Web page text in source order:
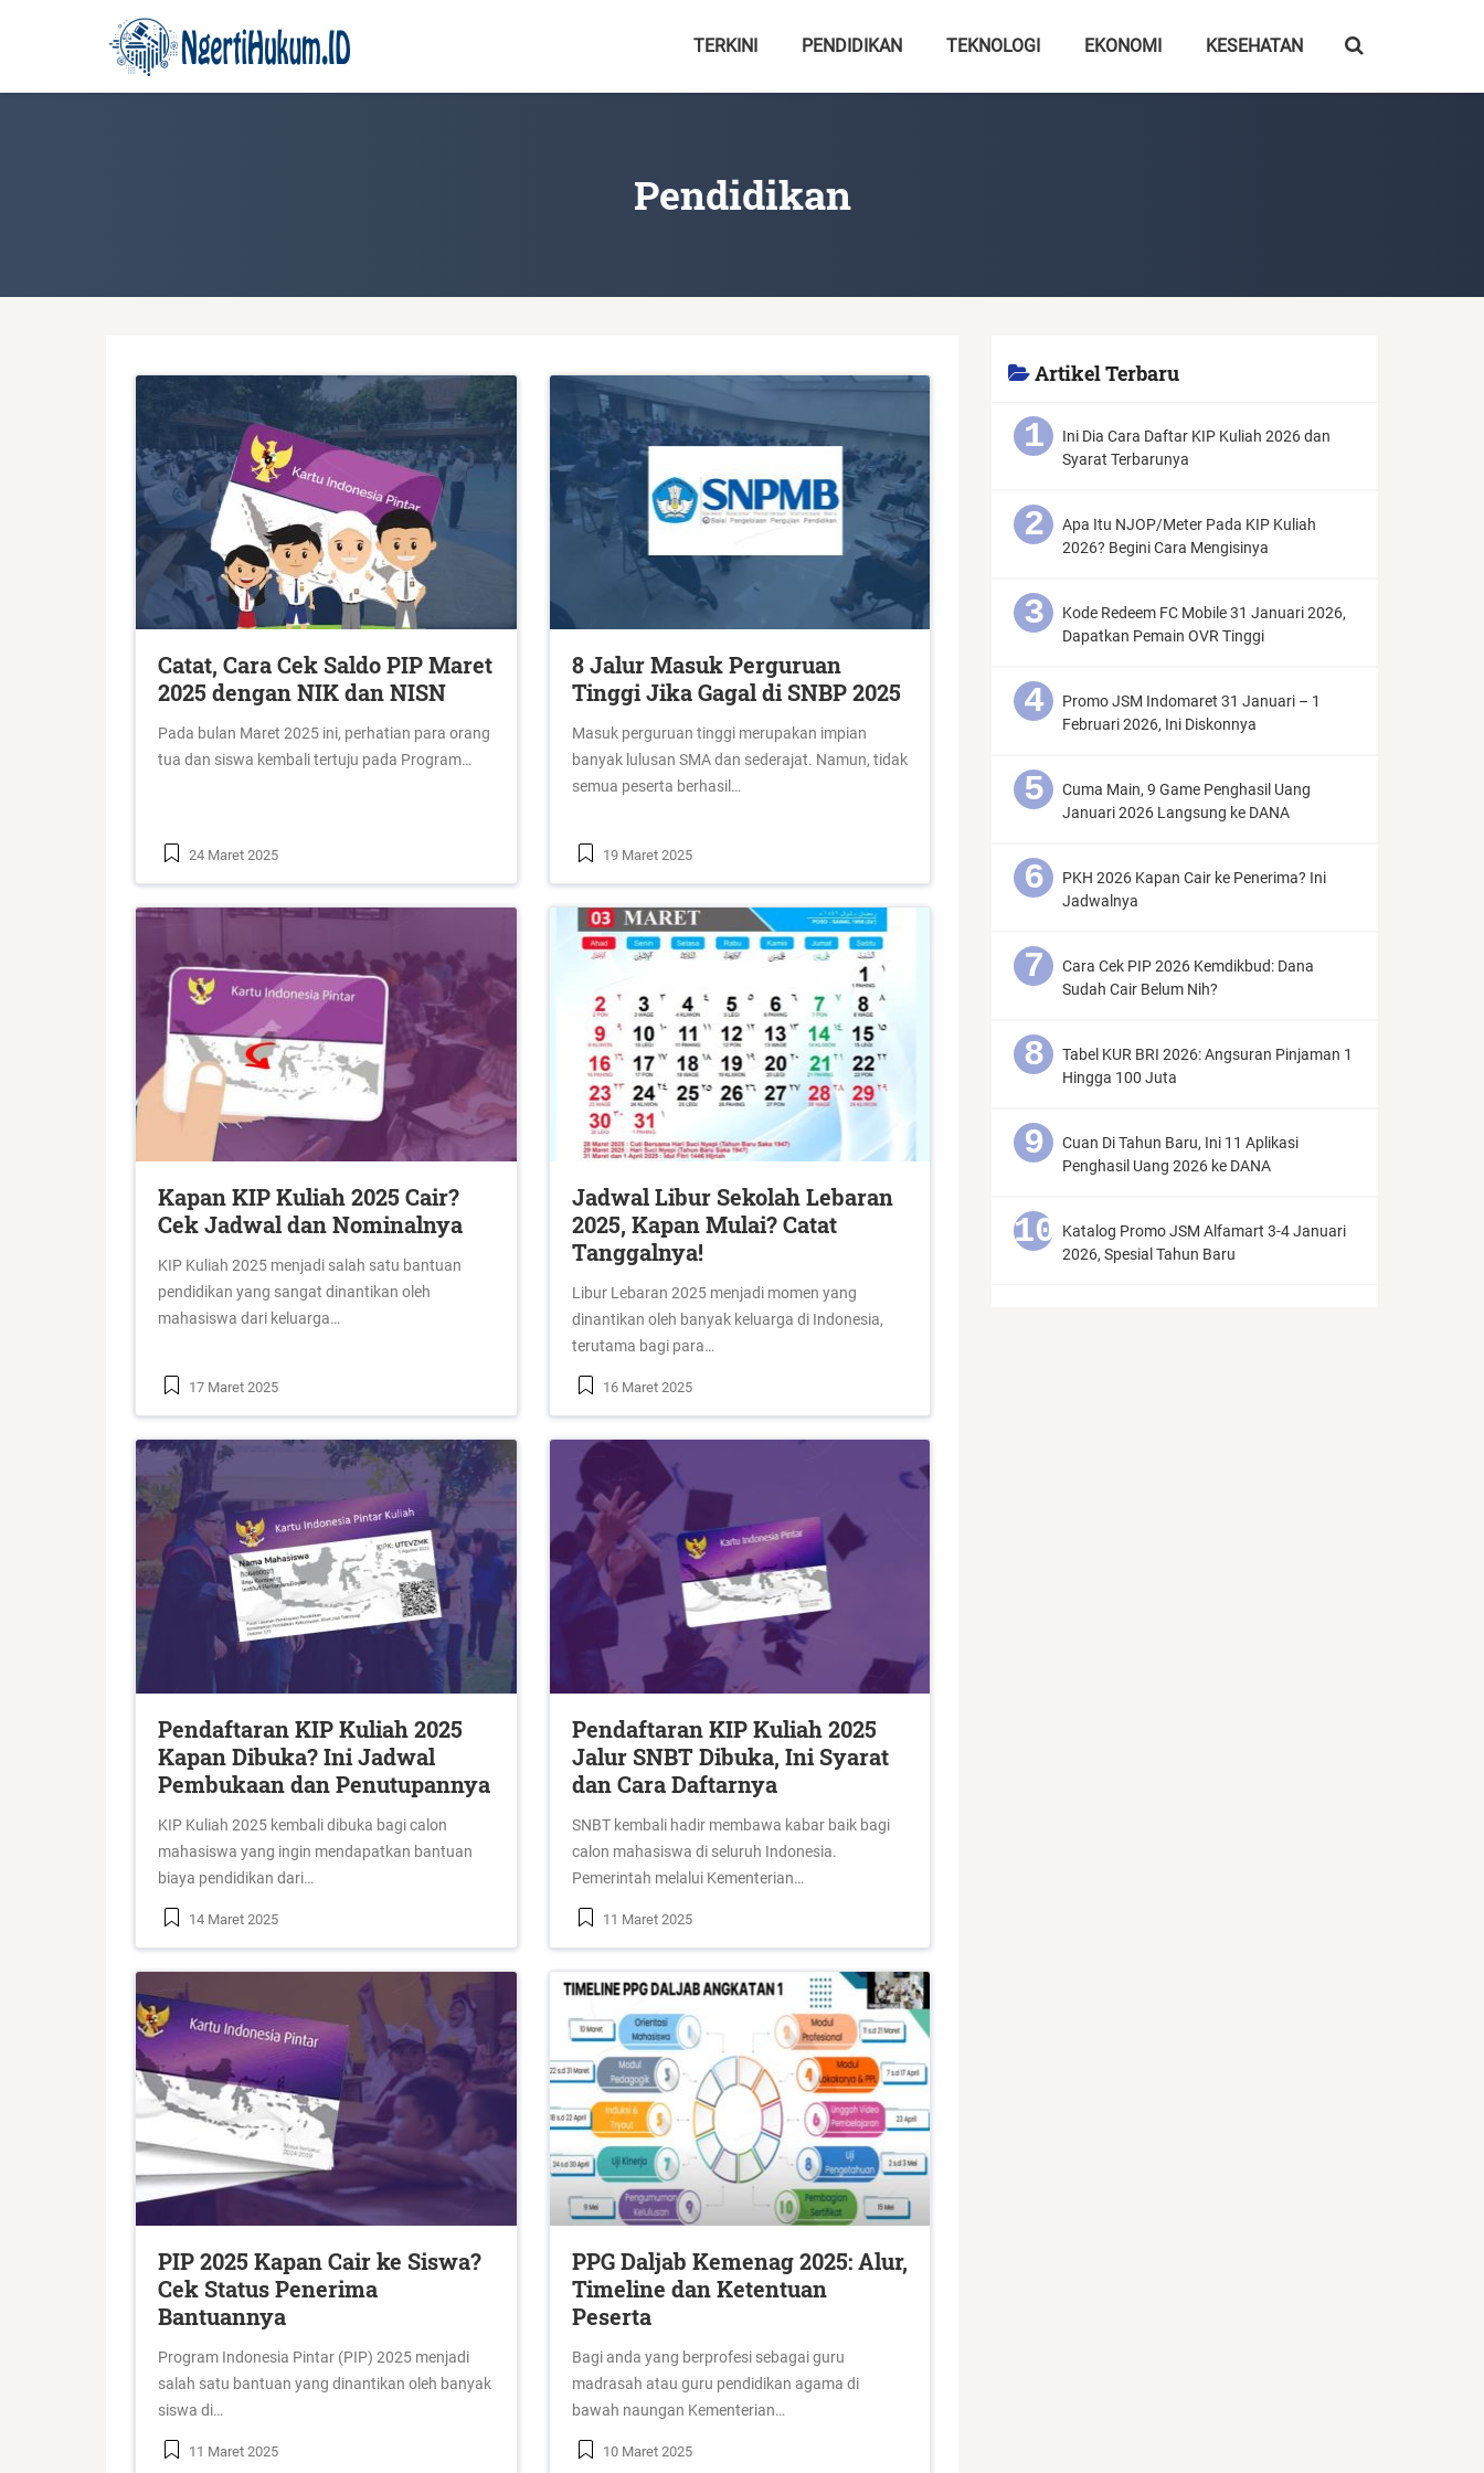
TERKINI PENDIDIKAN TEKNOLOGI EKONOMI KESEHATAN
Pendidikan
Catat, Cara Cek Saldo PIP Maret
2025 dengan NIK dan NISN
Pada bulan Maret 2025 ini, perhatian para orang
tua dan siswa kembali tertuju pada Program…
24 Maret 2025
8 Jalur Masuk Perguruan
Tinggi Jika Gagal di SNBP 2025
Masuk perguruan tinggi merupakan impian
banyak lulusan SMA dan sederajat. Namun, tidak
semua peserta berhasil…
19 Maret 2025
Kapan KIP Kuliah 2025 Cair?
Cek Jadwal dan Nominalnya
KIP Kuliah 2025 menjadi salah satu bantuan
pendidikan yang sangat dinantikan oleh
mahasiswa dari keluarga…
17 Maret 2025
Jadwal Libur Sekolah Lebaran
2025, Kapan Mulai? Catat
Tanggalnya!
Libur Lebaran 2025 menjadi momen yang
dinantikan oleh banyak keluarga di Indonesia,
terutama bagi para…
16 Maret 2025
Pendaftaran KIP Kuliah 2025
Kapan Dibuka? Ini Jadwal
Pembukaan dan Penutupannya
KIP Kuliah 2025 kembali dibuka bagi calon
mahasiswa yang ingin mendapatkan bantuan
biaya pendidikan dari…
14 Maret 2025
Pendaftaran KIP Kuliah 2025
Jalur SNBT Dibuka, Ini Syarat
dan Cara Daftarnya
SNBT kembali hadir membawa kabar baik bagi
calon mahasiswa di seluruh Indonesia.
Pemerintah melalui Kementerian…
11 Maret 2025
PIP 2025 Kapan Cair ke Siswa?
Cek Status Penerima
Bantuannya
Program Indonesia Pintar (PIP) 2025 menjadi
salah satu bantuan yang dinantikan oleh banyak
siswa di…
11 Maret 2025
PPG Daljab Kemenag 2025: Alur,
Timeline dan Ketentuan
Peserta
Bagi anda yang berprofesi sebagai guru
madrasah atau guru pendidikan agama di
bawah naungan Kementerian…
10 Maret 2025
Artikel Terbaru
Ini Dia Cara Daftar KIP Kuliah 2026 dan
Syarat Terbarunya
Apa Itu NJOP/Meter Pada KIP Kuliah
2026? Begini Cara Mengisinya
Kode Redeem FC Mobile 31 Januari 2026,
Dapatkan Pemain OVR Tinggi
Promo JSM Indomaret 31 Januari – 1
Februari 2026, Ini Diskonnya
Cuma Main, 9 Game Penghasil Uang
Januari 2026 Langsung ke DANA
PKH 2026 Kapan Cair ke Penerima? Ini
Jadwalnya
Cara Cek PIP 2026 Kemdikbud: Dana
Sudah Cair Belum Nih?
Tabel KUR BRI 2026: Angsuran Pinjaman 1
Hingga 100 Juta
Cuan Di Tahun Baru, Ini 11 Aplikasi
Penghasil Uang 2026 ke DANA
Katalog Promo JSM Alfamart 3-4 Januari
2026, Spesial Tahun Baru